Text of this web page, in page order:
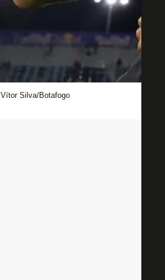
Vítor Silva/Botafogo